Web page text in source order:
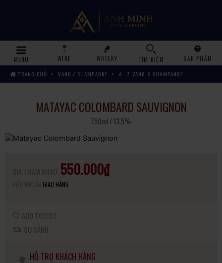
MENU WINE WHISKY TÌM KIẾM
SẢN PHẨM
TRANG CHỦ
VANG / CHAMPAGNE A - Z VANG & CHAMPANGE
MATAYAC COLOMBARD SAUVIGNON
750ml / 13,5%
550.000₫
GIAO HÀNG
ADD TO LIST
SO SÁNH
HỖ TRỢ KHÁCH HÀNG